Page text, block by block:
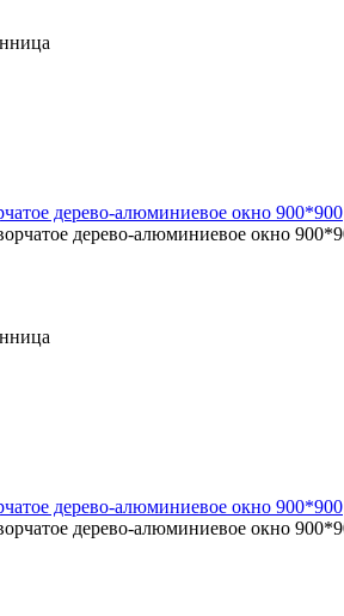
дерево-алюминиевое окно 900*900
дерево-алюминиевое окно 900*900